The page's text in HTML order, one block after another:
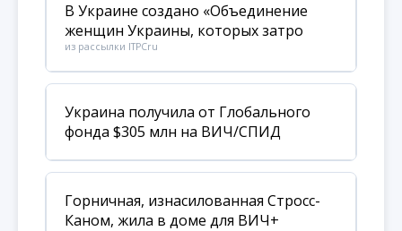
В Украине создано «Объединение
женщин Украины, которых затро
из рассылки ITPCru
Украина получила от Глобального
фонда $305 млн на ВИЧ/СПИД
Горничная, изнасилованная Стросс-
Каном, жила в доме для ВИЧ+